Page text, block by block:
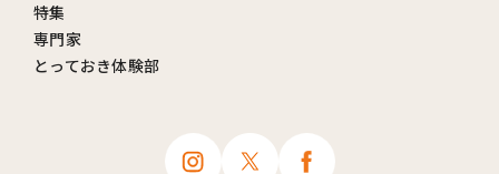
特集
専門家
とっておき体験部